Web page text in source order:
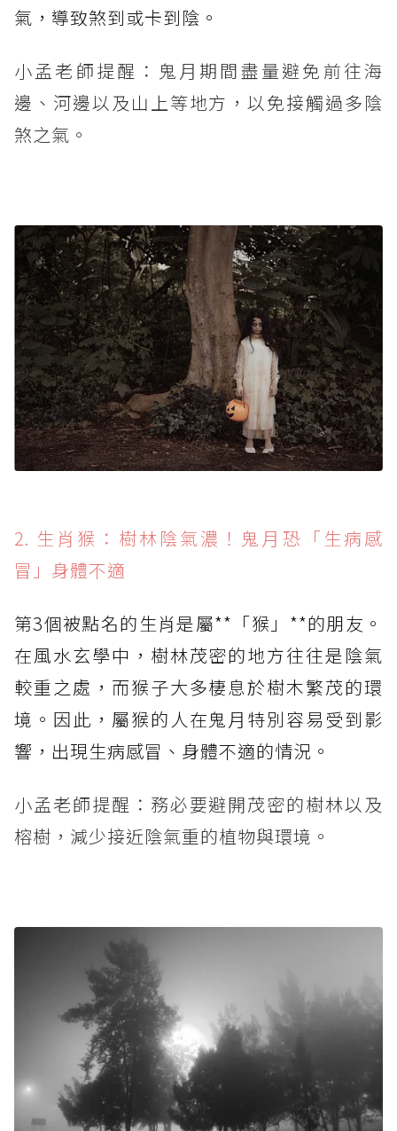
氣，導致煞到或卡到陰。
小孟老師提醒：鬼月期間盡量避免前往海
邊、河邊以及山上等地方，以免接觸過多陰
煞之氣。
2. 生肖猴：樹林陰氣濃！鬼月恐「生病感
冒」身體不適
第3個被點名的生肖是屬**「猴」**的朋友。
在風水玄學中，樹林茂密的地方往往是陰氣
較重之處，而猴子大多棲息於樹木繁茂的環
境。因此，屬猴的人在鬼月特別容易受到影
響，出現生病感冒、身體不適的情況。
小孟老師提醒：務必要避開茂密的樹林以及
榕樹，減少接近陰氣重的植物與環境。